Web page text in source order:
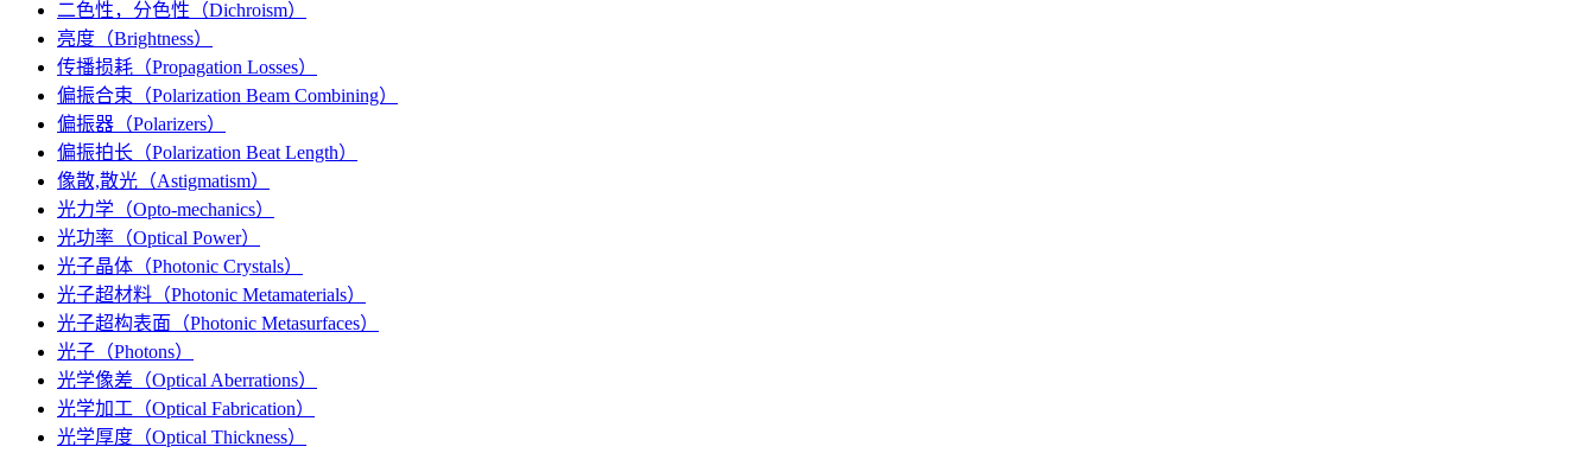
二色性，分色性（Dichroism）
亮度（Brightness）
传播损耗（Propagation Losses）
偏振合束（Polarization Beam Combining）
偏振器（Polarizers）
偏振拍长（Polarization Beat Length）
像散,散光（Astigmatism）
光力学（Opto-mechanics）
光功率（Optical Power）
光子晶体（Photonic Crystals）
光子超材料（Photonic Metamaterials）
光子超构表面（Photonic Metasurfaces）
光子（Photons）
光学像差（Optical Aberrations）
光学加工（Optical Fabrication）
光学厚度（Optical Thickness）